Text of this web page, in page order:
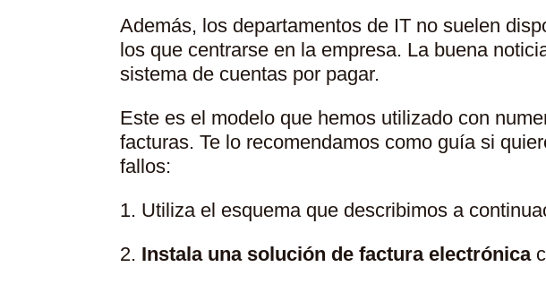
Además, los departamentos de IT no suelen
los que centrarse en la empresa. La buena
sistema de cuentas por pagar.
Este es el modelo que hemos utilizado con
facturas. Te lo recomendamos como guía si
fallos:
1. Utiliza el esquema que describimos a
2. Instala una solución de factura electrónica